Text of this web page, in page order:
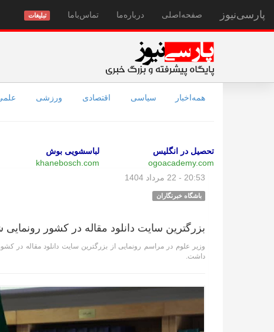
پارسی‌نیوز صفحه‌اصلی درباره‌ما تماس‌با‌ما تبلیغات
همه‌اخبار سیاسی اقتصادی ورزشی
تحصیل در انگلیس
ogoacademy.com
لباسشویی بوش
khanebosch.com
20:53 - 22 مرداد 1404
باشگاه خبرنگاران
بزرگترین سایت دانلود مقاله در کشور رونمایی
وزیر علوم در مراسم رونمایی از بزرگترین سایت دانلود مقاله در
داشت.